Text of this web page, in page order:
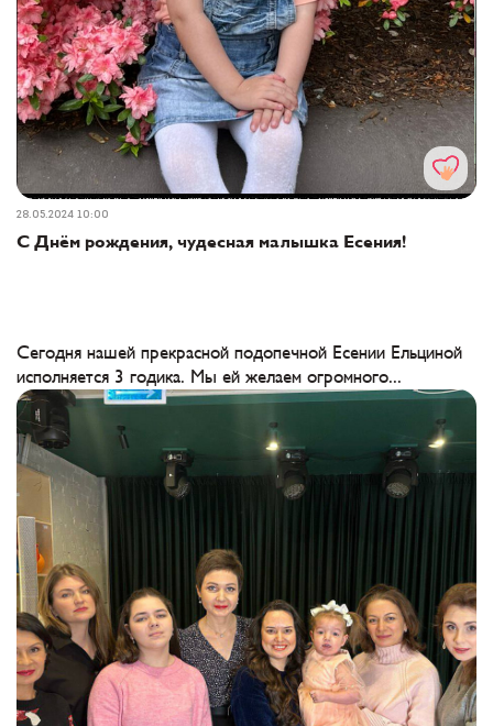
28.05.2024 10:00
С Днём рождения, чудесная малышка Есения!
Сегодня нашей прекрасной подопечной Есении Ельциной
исполняется 3 годика. Мы ей желаем огромного...